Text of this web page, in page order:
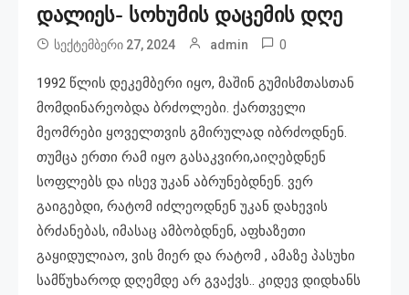
დალიეს- სოხუმის დაცემის დღე
სექტემბერი 27, 2024 admin 0
1992 წლის დეკემბერი იყო, მაშინ გუმისმთასთან
მომდინარეობდა ბრძოლები. ქართველი
მეომრები ყოველთვის გმირულად იბრძოდნენ.
თუმცა ერთი რამ იყო გასაკვირი,აიღებდნენ
სოფლებს და ისევ უკან აბრუნებდნენ. ვერ
გაიგებდი, რატომ იძლეოდნენ უკან დახევის
ბრძანებას, იმასაც ამბობდნენ, აფხაზეთი
გაყიდულიაო, ვის მიერ და რატომ , ამაზე პასუხი
სამწუხაროდ დღემდე არ გვაქვს.. კიდევ დიდხანს